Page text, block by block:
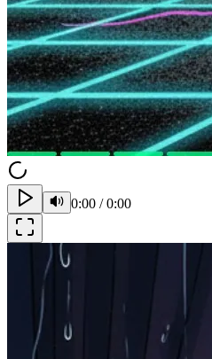
0:00 /0:00